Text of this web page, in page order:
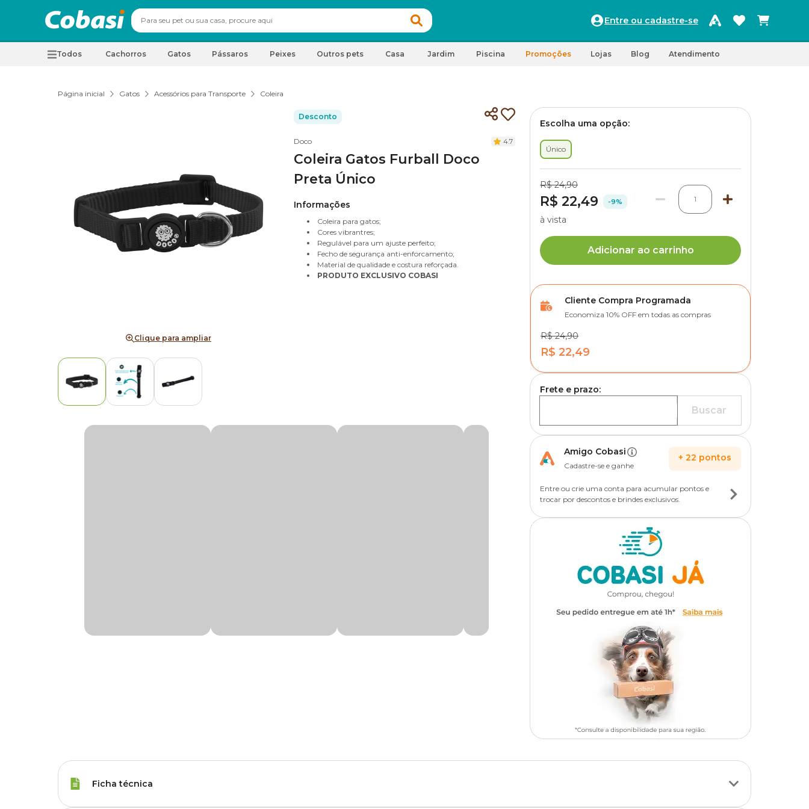
Entre ou cadastre-se
Todos Cachorros Gatos Pássaros Peixes Outros pets Casa Jardim Piscina Promoções Lojas Blog Atendimento
Página inicial Gatos Acessórios para Transporte Coleira
Clique para ampliar
Desconto
Doco 4.7
Coleira Gatos Furball Doco
Preta Único
Informações
Coleira para gatos;
Cores vibrantres;
Regulável para um ajuste perfeito;
Fecho de segurança anti-enforcamento;
Material de qualidade e costura reforçada.
PRODUTO EXCLUSIVO COBASI
Escolha uma opção:
Único
R$ 24,90
R$ 22,49 -9% 1
à vista
Adicionar ao carrinho
Cliente Compra Programada
Economiza 10% OFF em todas as compras
R$ 24,90
R$ 22,49
Frete e prazo:
Buscar
Amigo Cobasi
Cadastre-se e ganhe
+ 22 pontos
Entre ou crie uma conta para acumular pontos e
trocar por descontos e brindes exclusivos.
Ficha técnica